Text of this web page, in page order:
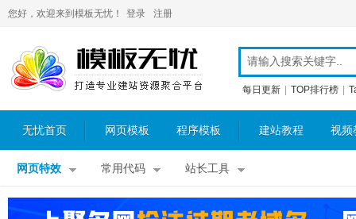
您好，欢迎来到模板无忧！ 登录 注册
每日更新 TOP排行榜
无忧首页 网页模板 程序模板 建站教程 视频
网页特效 常用代码 站长工具